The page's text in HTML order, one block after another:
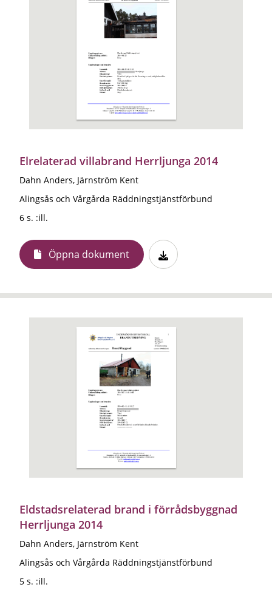
Elrelaterad villabrand Herrljunga 2014
Dahn Anders, Järnström Kent
Alingsås och Vårgårda Räddningstjänstförbund
6 s. :ill.
Öppna dokument
Eldstadsrelaterad brand i förrådsbyggnad
Herrljunga 2014
Dahn Anders, Järnström Kent
Alingsås och Vårgårda Räddningstjänstförbund
5 s. :ill.